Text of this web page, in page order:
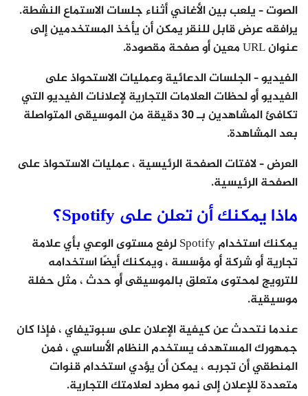
الصوت– يلعب بين الأغاني أثناء جلسات الاستماع النشطة.
يرافقه عرض قابل للنقر يمكن أن يأخذ المستخدمين إلى
عنوان URL معين أو صفحة مقصودة.
الفيديو– الجلسات الدعائية وعمليات الاستحواذ على
الفيديو أو لحظات العلامات التجارية لإعلانات الفيديو التي
تكافئ المشاهدين بـ 30 دقيقة من الموسيقى المتواصلة
بعد المشاهدة.
العرض– لافتات الصفحة الرئيسية ، عمليات الاستحواذ على
الصفحة الرئيسية.
ماذا يمكنك أن تعلن على Spotify؟
يمكنك استخدام Spotify لرفع مستوى الوعي بأي علامة
تجارية أو شركة أو مؤسسة ، ويمكنك أيضًا استخدامه
للترويج لمحتوى متعلق بالموسيقى أو حدث ، مثل حفلة
موسيقية.
عندما نتحدث عن كيفية الإعلان على سبوتيفاي ، فإذا كان
جمهورك المستهدف يستخدم النظام الأساسي ، فمن
المنطقي أن تجربه ، يمكن أن يؤدي استخدام قنوات
متعددة للإعلان إلى نمو مطرد لعلامتك التجارية.